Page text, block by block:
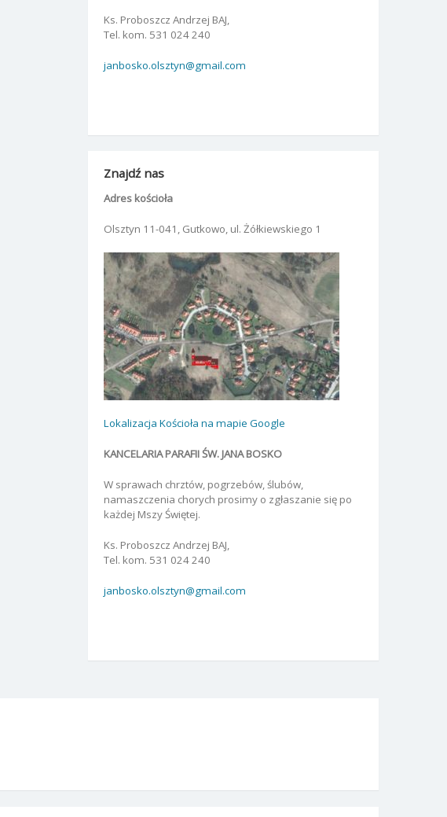
Ks. Proboszcz Andrzej BAJ,
Tel. kom. 531 024 240
janbosko.olsztyn@gmail.com
Znajdź nas
Adres kościoła
Olsztyn 11-041, Gutkowo, ul. Żółkiewskiego 1
Lokalizacja Kościoła na mapie Google
KANCELARIA PARAFII ŚW. JANA BOSKO
W sprawach chrztów, pogrzebów, ślubów,
namaszczenia chorych prosimy o zgłaszanie się po
każdej Mszy Świętej.
Ks. Proboszcz Andrzej BAJ,
Tel. kom. 531 024 240
janbosko.olsztyn@gmail.com